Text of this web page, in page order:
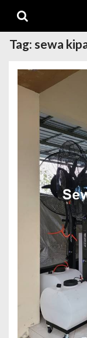
navigation
content
Tag:sewa